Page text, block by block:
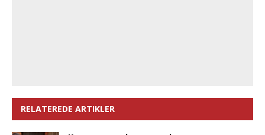
RELATEREDE ARTIKLER